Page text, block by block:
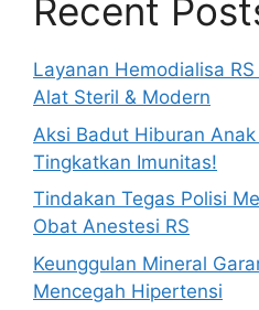
Recent
Layanan Hemodialisa
Alat Steril & Modern
Aksi Badut Hiburan
Tingkatkan Imunitas!
Tindakan Tegas Polisi
Obat Anestesi RS
Keunggulan Mineral
Mencegah Hipertensi